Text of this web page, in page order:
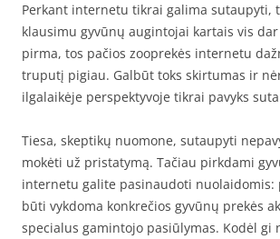
Perkant internetu tikrai galima sutaupyti,
klausimu gyvūnų augintojai kartais vis
pirma, tos pačios zooprekės internetu
truputį pigiau. Galbūt toks skirtumas ir
ilgalaikėje perspektyvoje tikrai pavyks
Tiesa, skeptikų nuomone, sutaupyti
mokėti už pristatymą. Tačiau pirkdami
internetu galite pasinaudoti nuolaidomis:
būti vykdoma konkrečios gyvūnų prekės
specialus gamintojo pasiūlymas. Kodėl gi